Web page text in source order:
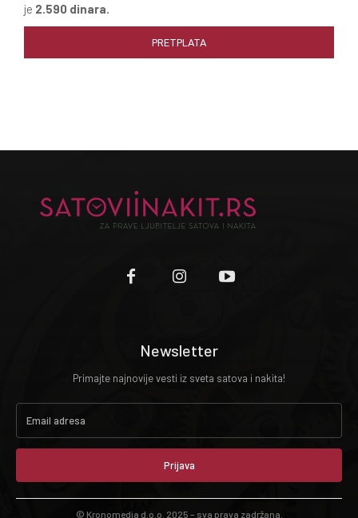
je 2.590 dinara.
PRETPLATA
Newsletter
Primajte najnovije vesti iz sveta satova i nakita!
Prijava
© Kronomedia d.o.o. 2025 – sva prava zadržana.